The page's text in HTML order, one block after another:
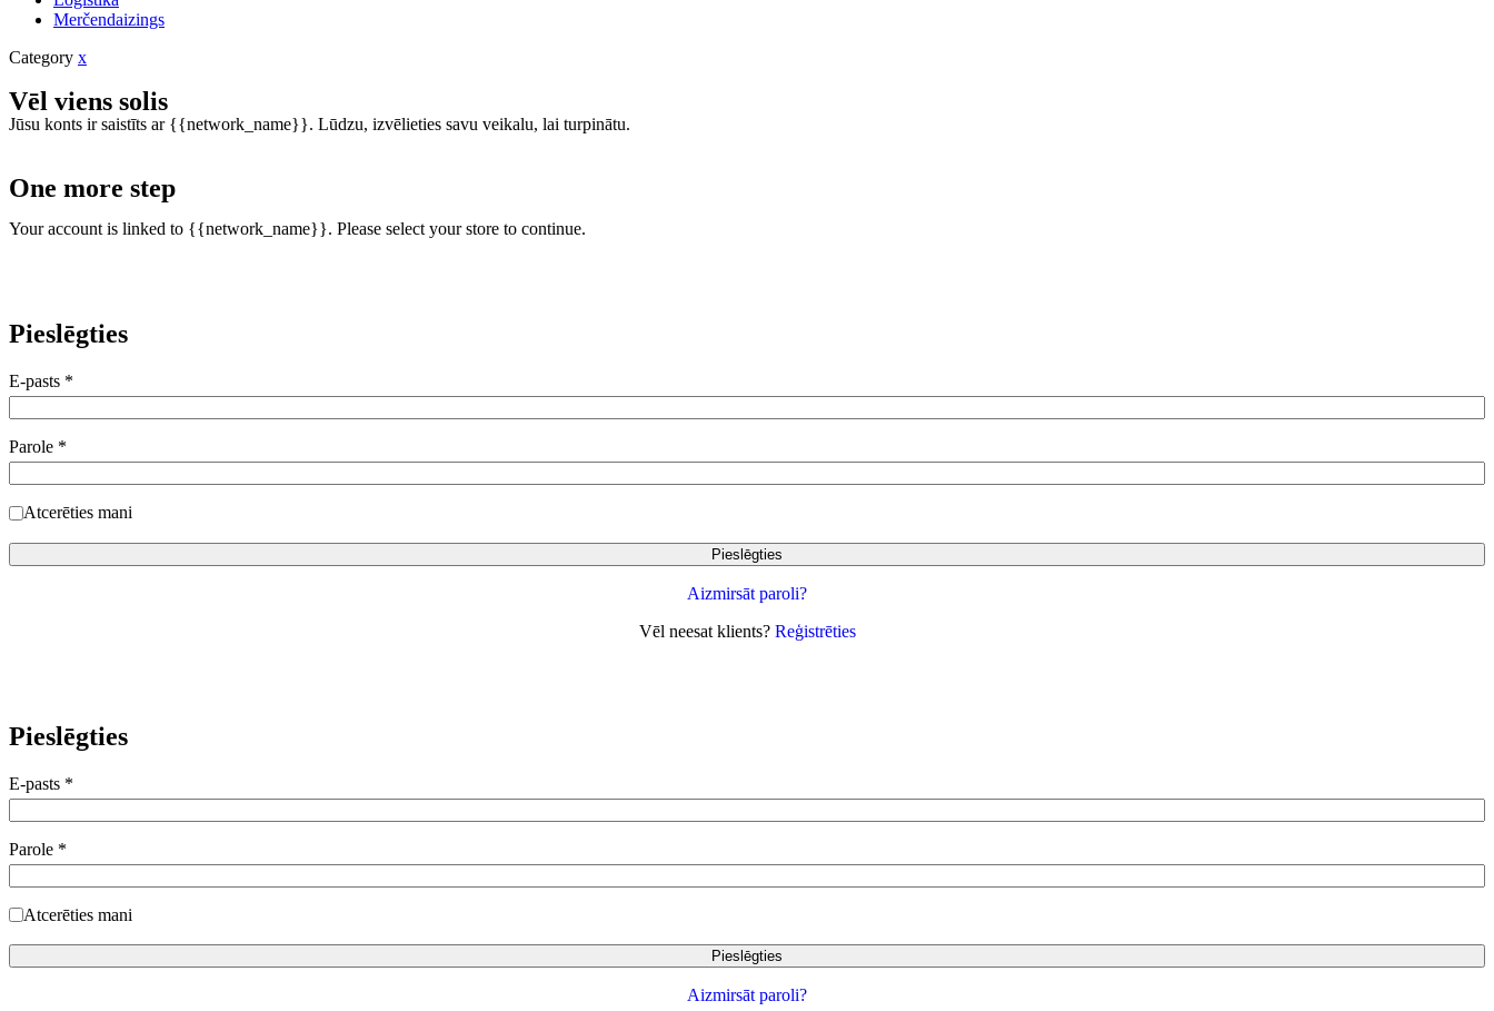
Merčendaizings
Category x
Vēl viens solis
Jūsu konts ir saistīts ar {{network_name}}. Lūdzu, izvēlieties savu veikalu, lai turpinātu.
One more step
Your account is linked to {{network_name}}. Please select your store to continue.
Pieslēgties
E-pasts *
Parole *
Atcerēties mani
Pieslēgties
Aizmirsāt paroli?
Vēl neesat klients? Reģistrēties
Pieslēgties
E-pasts *
Parole *
Atcerēties mani
Pieslēgties
Aizmirsāt paroli?